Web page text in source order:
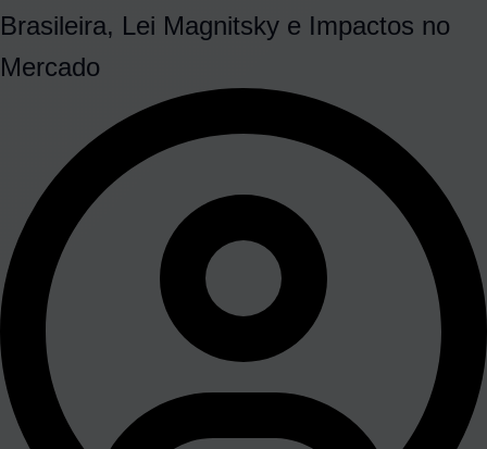
Brasileira, Lei Magnitsky e Impactos no
Mercado